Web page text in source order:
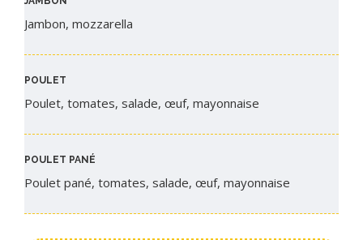
Jambon, mozzarella
POULET
Poulet, tomates, salade, œuf, mayonnaise
POULET PANÉ
Poulet pané, tomates, salade, œuf, mayonnaise